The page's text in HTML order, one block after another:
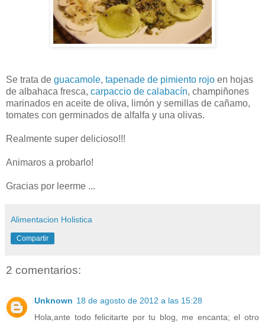
Se trata de guacamole, tapenade de pimiento rojo en hojas
de albahaca fresca, carpaccio de calabacín, champiñones
marinados en aceite de oliva, limón y semillas de cañamo,
tomates con germinados de alfalfa y una olivas.
Realmente super delicioso!!!
Animaros a probarlo!
Gracias por leerme ...
Alimentacion Holistica
Compartir
2 comentarios:
Unknown 18 de agosto de 2012 a las 15:28
Hola,ante todo felicitarte por tu blog, me encanta; el otro